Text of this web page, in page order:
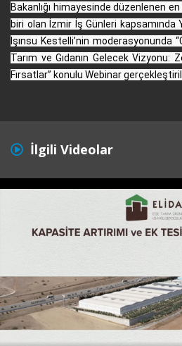
Bakanlığı himayesinde düzenlenen
biri olan İzmir İş Günleri kapsamında
Işınsu Kestelli’nin moderasyonunda
Tarım ve Gıdanın Gelecek Vizyonu:
Fırsatlar” konulu Webinar
İlgili Videolar